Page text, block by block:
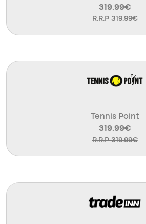
319.99€
R.R.P 319.99€
Tennis Point
319.99€
R.R.P 319.99€